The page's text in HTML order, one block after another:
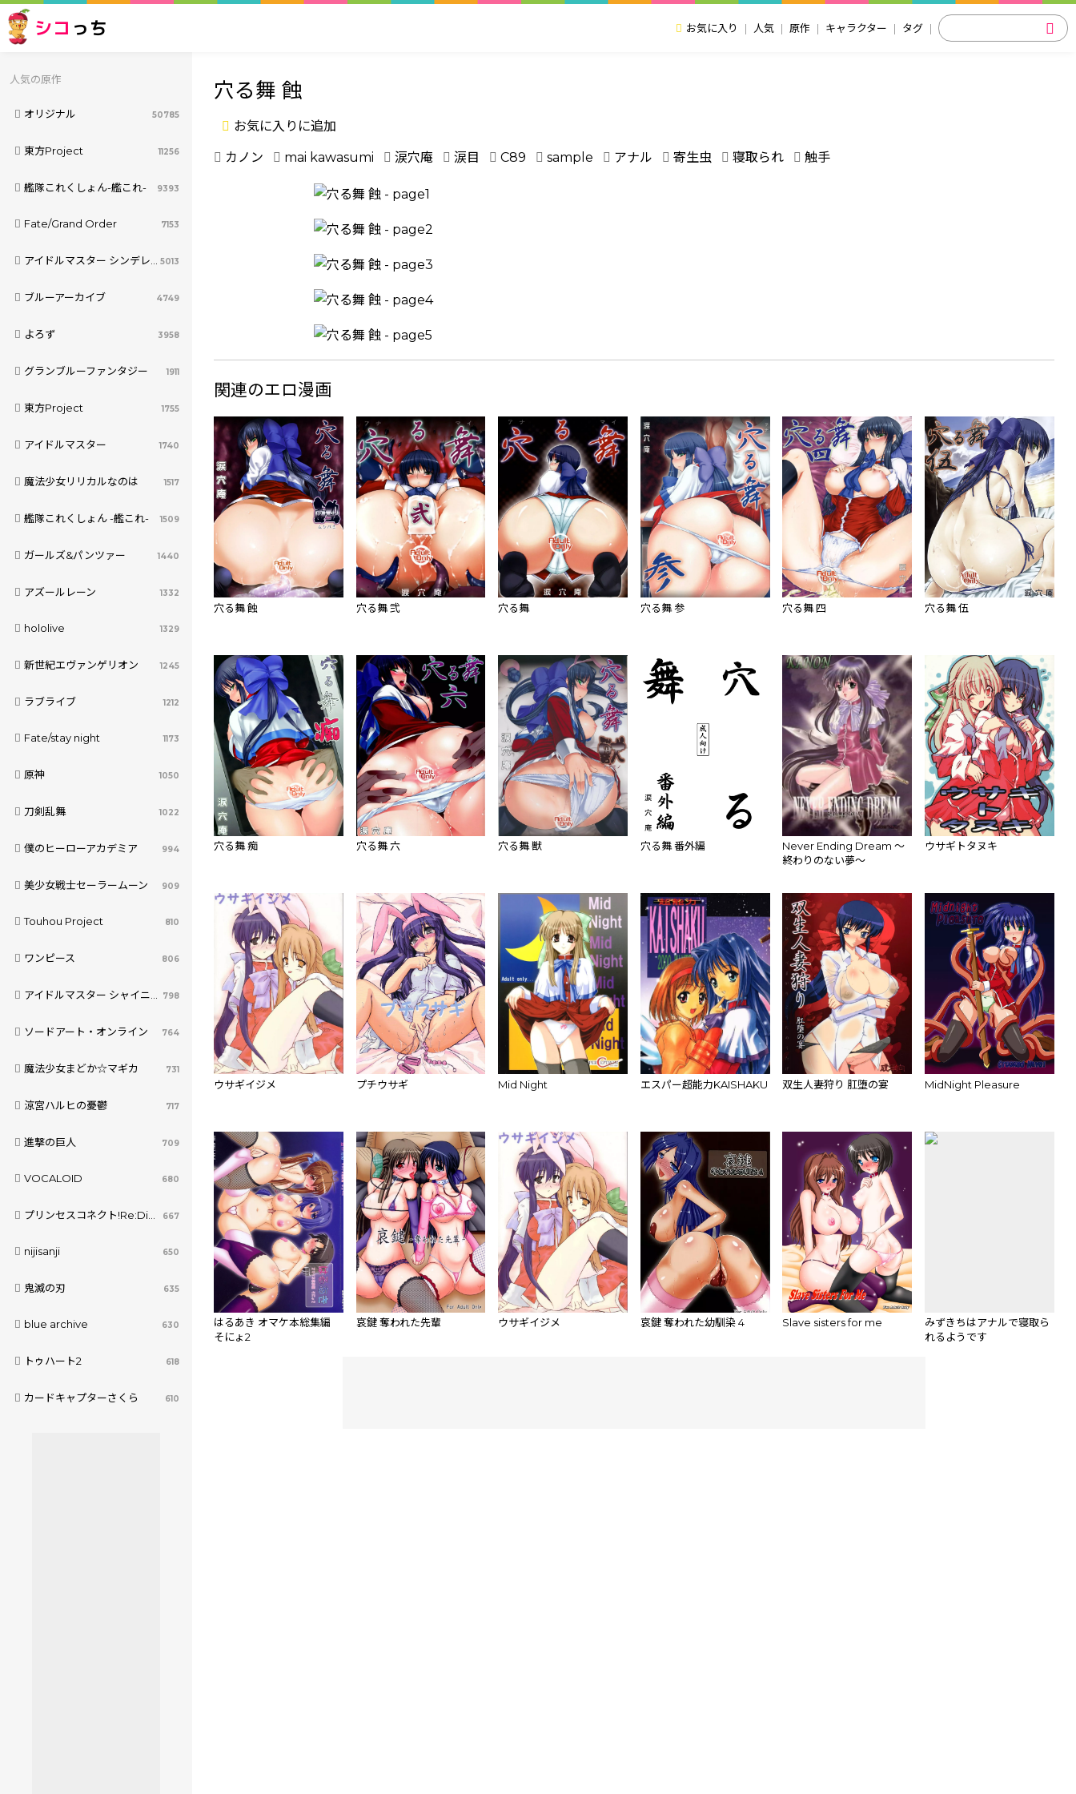
シコ っち お気に入り 人気 原作 キャラクター タグ
人気の原作
オリジナル 50785
東方Project 11256
艦隊これくしょん-艦これ- 9393
Fate/Grand Order 7153
アイドルマスター シンデレラガールズ 5013
ブルーアーカイブ 4749
よろず 3958
グランブルーファンタジー 1911
東方Project 1755
アイドルマスター 1740
魔法少女リリカルなのは 1517
艦隊これくしょん -艦これ- 1509
ガールズ&パンツァー 1440
アズールレーン 1332
hololive 1329
新世紀エヴァンゲリオン 1245
ラブライブ 1212
Fate/stay night 1173
原神 1050
刀剣乱舞 1022
僕のヒーローアカデミア 994
美少女戦士セーラームーン 909
Touhou Project 810
ワンピース 806
アイドルマスター シャイニーカラーズ 798
ソードアート・オンライン 764
魔法少女まどか☆マギカ 731
涼宮ハルヒの憂鬱 717
進撃の巨人 709
VOCALOID 680
プリンセスコネクト!Re:Dive 667
nijisanji 650
鬼滅の刃 635
blue archive 630
トゥハート2 618
カードキャプターさくら 610
穴る舞 蝕
お気に入りに追加
カノン mai kawasumi 涙穴庵 涙目 C89 sample アナル 寄生虫 寝取られ 触手
関連のエロ漫画
穴る舞 蝕 穴る舞 弐 穴る舞 穴る舞 参 穴る舞 四 穴る舞 伍
穴る舞 痴 穴る舞 六 穴る舞 獣 穴る舞 番外編
Never Ending Dream ～
終わりのない夢～
ウサギトタヌキ
ウサギイジメ プチウサギ Mid Night エスパー超能力KAISHAKU 双生人妻狩り 肛堕の宴 MidNight Pleasure
はるあき オマケ本総集編
そにょ2
哀鍵 奪われた先輩 ウサギイジメ 哀鍵 奪われた幼馴染 4 Slave sisters for me
みずきちはアナルで寝取ら
れるようです